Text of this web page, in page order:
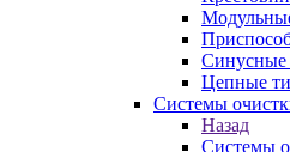
Синусные
Цепные
Системы
Назад
Системы